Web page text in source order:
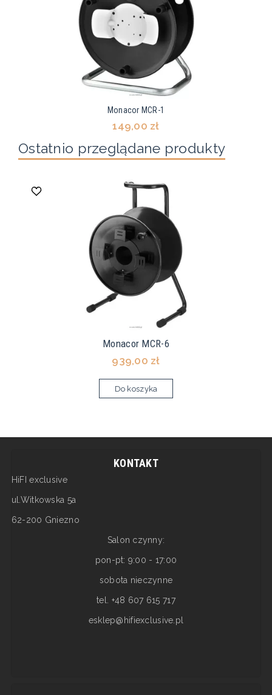
Monacor MCR-1
149,00 zł
Ostatnio przeglądane produkty
Monacor MCR-6
939,00 zł
Do koszyka
KONTAKT
HiFI exclusive
ul.Witkowska 5a
62-200 Gniezno
Salon czynny:
pon-pt: 9:00 - 17:00
sobota nieczynne
tel. +48 607 615 717
esklep@hifiexclusive.pl